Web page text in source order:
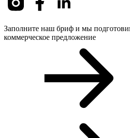
Заполните наш бриф и мы
коммерческое предложение